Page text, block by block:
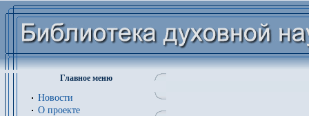
Главное меню
Новости
О проекте